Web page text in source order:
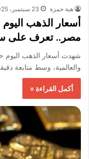
هبة حمزة 23 سبتمبر، 2025
مصر.. تعرف على سعر عيار
شهدت أسعار الذهب اليوم
والعالمية، وسط متابعة
أكمل القراءة »